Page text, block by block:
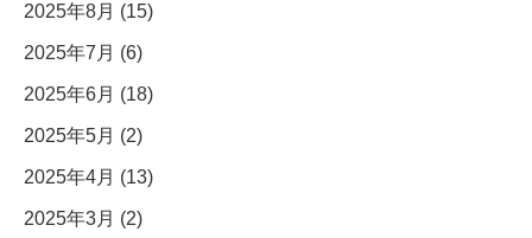
2025年8月 (15)
2025年7月 (6)
2025年6月 (18)
2025年5月 (2)
2025年4月 (13)
2025年3月 (2)